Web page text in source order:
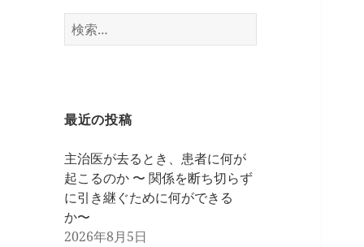
検
索:
最近の投稿
主治医が去るとき、患者に何が
起こるのか 〜 関係を断ち切らず
に引き継ぐために何ができる
か〜
2026年8月5日